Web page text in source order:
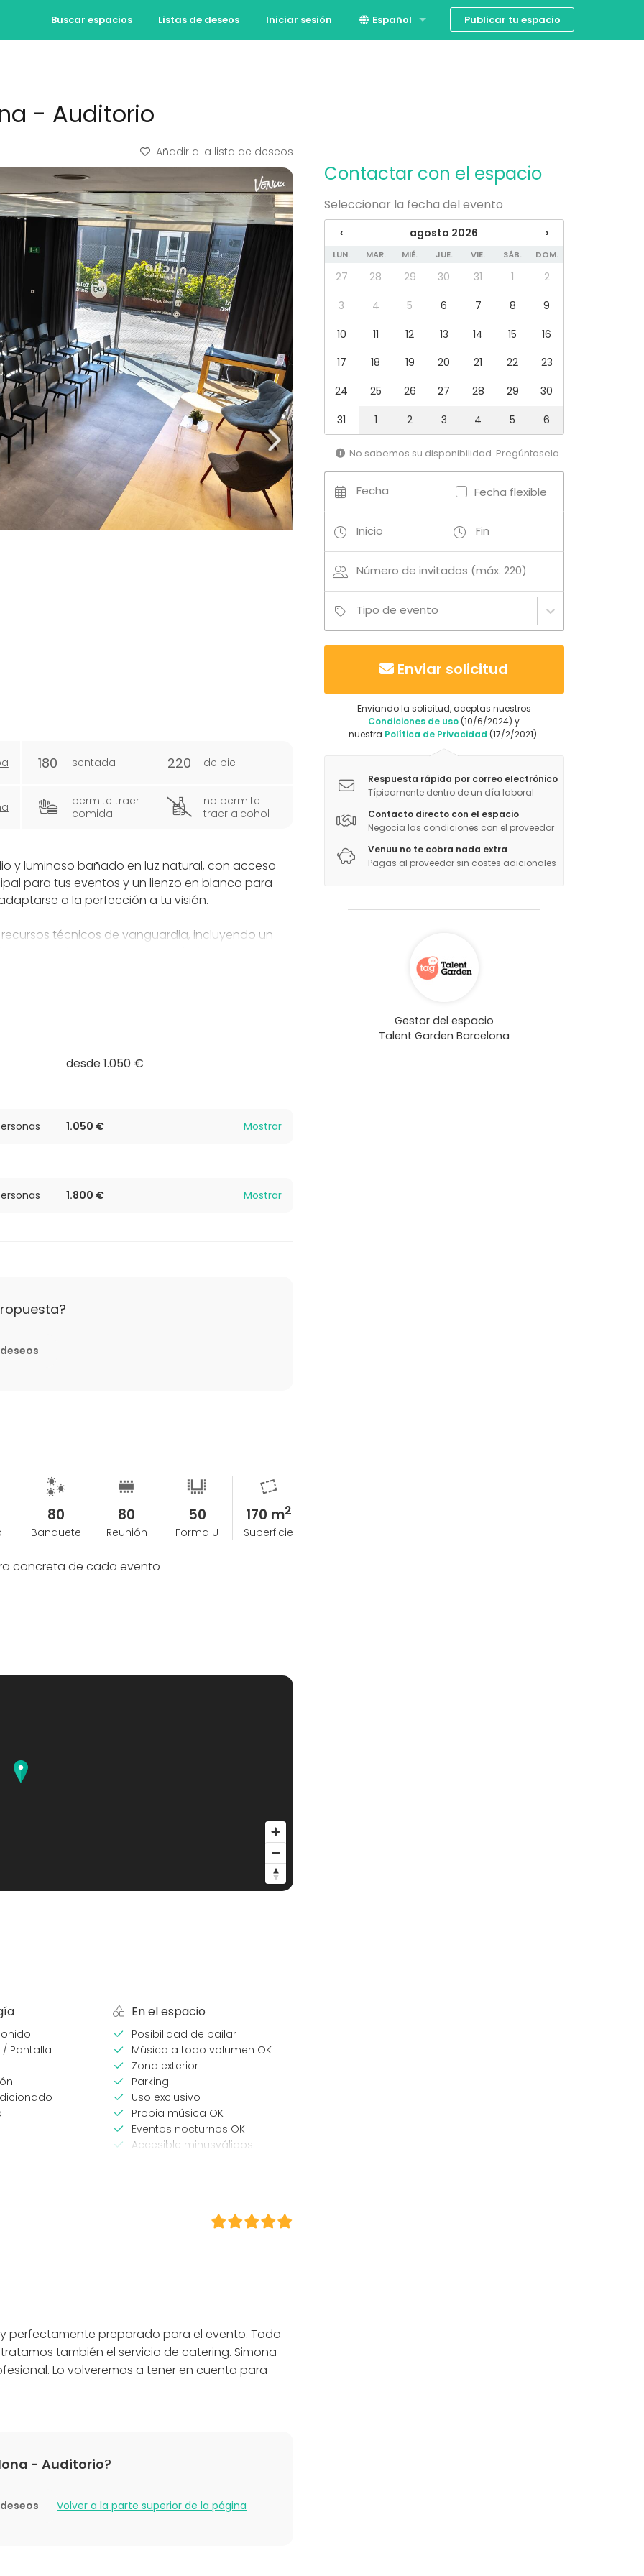
Buscar espacios Listas de deseos Iniciar sesión Español Publicar tu espacio
- Auditorio
Añadir a la lista de deseos
180 sentada 220 de pie
permite traer
comida
no permite
traer alcohol
y luminoso bañado en luz natural, con acceso
para tus eventos y un lienzo en blanco para
a la perfección a tu visión.
técnicos de vanguardia, incluyendo un
y un sistema de audio profesional,
sonido nítido.
en pleno distrito de la innovación 22@ de
y de la playa.
desde 1.050 €
1.050 € Mostrar
1.800 € Mostrar
80
Banquete
80
Reunión
50
Forma U
170 m2
Superficie
concreta de cada evento
Pantalla
En el espacio
Posibilidad de bailar
Música a todo volumen OK
Zona exterior
Parking
Uso exclusivo
Propia música OK
Eventos nocturnos OK
Accesible minusválidos
familiar
/ Recreación
Tipo de espacio
perfectamente preparado para el evento. Todo
también el servicio de catering. Simona
Lo volveremos a tener en cuenta para
- Auditorio?
Volver a la parte superior de la página
Contactar con el espacio
Seleccionar la fecha del evento
‹ agosto 2026 ›
LUN. MAR. MIÉ. JUE. VIE. SÁB. DOM.
27 28 29 30 31 1
2
3
4 5 6 7 8
9
10
11 12 13 14 15
16
17
18 19 20 21 22
23
24
25 26 27 28 29
30
31
1 2 3 4 5 6
No sabemos su disponibilidad. Pregúntasela.
Fecha Fecha flexible
Inicio Fin
Número de invitados (máx. 220)
Tipo de evento
Enviar solicitud
Enviando la solicitud, aceptas nuestros
Condiciones de uso (10/6/2024) y
nuestra Política de Privacidad (17/2/2021).
Respuesta rápida por correo electrónico
Típicamente dentro de un día laboral
Contacto directo con el espacio
Negocia las condiciones con el proveedor
Venuu no te cobra nada extra
Pagas al proveedor sin costes adicionales
Gestor del espacio
Talent Garden Barcelona